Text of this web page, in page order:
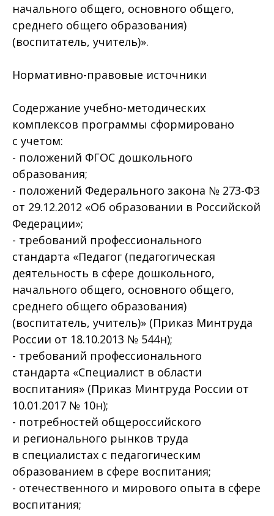
начального общего, основного общего,
среднего общего образования)
(воспитатель, учитель)».
Нормативно-правовые источники
Содержание учебно-методических
комплексов программы сформировано
с учетом:
- положений ФГОС дошкольного
образования;
- положений Федерального закона № 273-ФЗ
от 29.12.2012 «Об образовании в Российской
Федерации»;
- требований профессионального
стандарта «Педагог (педагогическая
деятельность в сфере дошкольного,
начального общего, основного общего,
среднего общего образования)
(воспитатель, учитель)» (Приказ Минтруда
России от 18.10.2013 № 544н);
- требований профессионального
стандарта «Специалист в области
воспитания» (Приказ Минтруда России от
10.01.2017 № 10н);
- потребностей общероссийского
и регионального рынков труда
в специалистах с педагогическим
образованием в сфере воспитания;
- отечественного и мирового опыта в сфере
воспитания;